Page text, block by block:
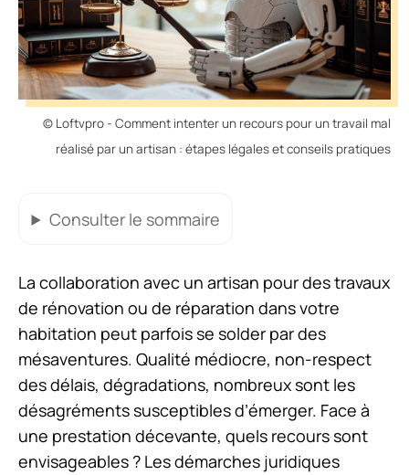
© Loftvpro - Comment intenter un recours pour un travail mal
réalisé par un artisan : étapes légales et conseils pratiques
Consulter le sommaire
La collaboration avec un artisan pour des travaux
de rénovation ou de réparation dans votre
habitation peut parfois se solder par des
mésaventures. Qualité médiocre, non-respect
des délais, dégradations, nombreux sont les
désagréments susceptibles d’émerger. Face à
une prestation décevante, quels recours sont
envisageables ? Les démarches juridiques